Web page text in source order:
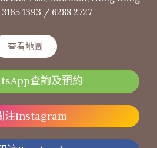
3165 1393 / 6288 2727
查看地圖
查詢及預約
注instagram